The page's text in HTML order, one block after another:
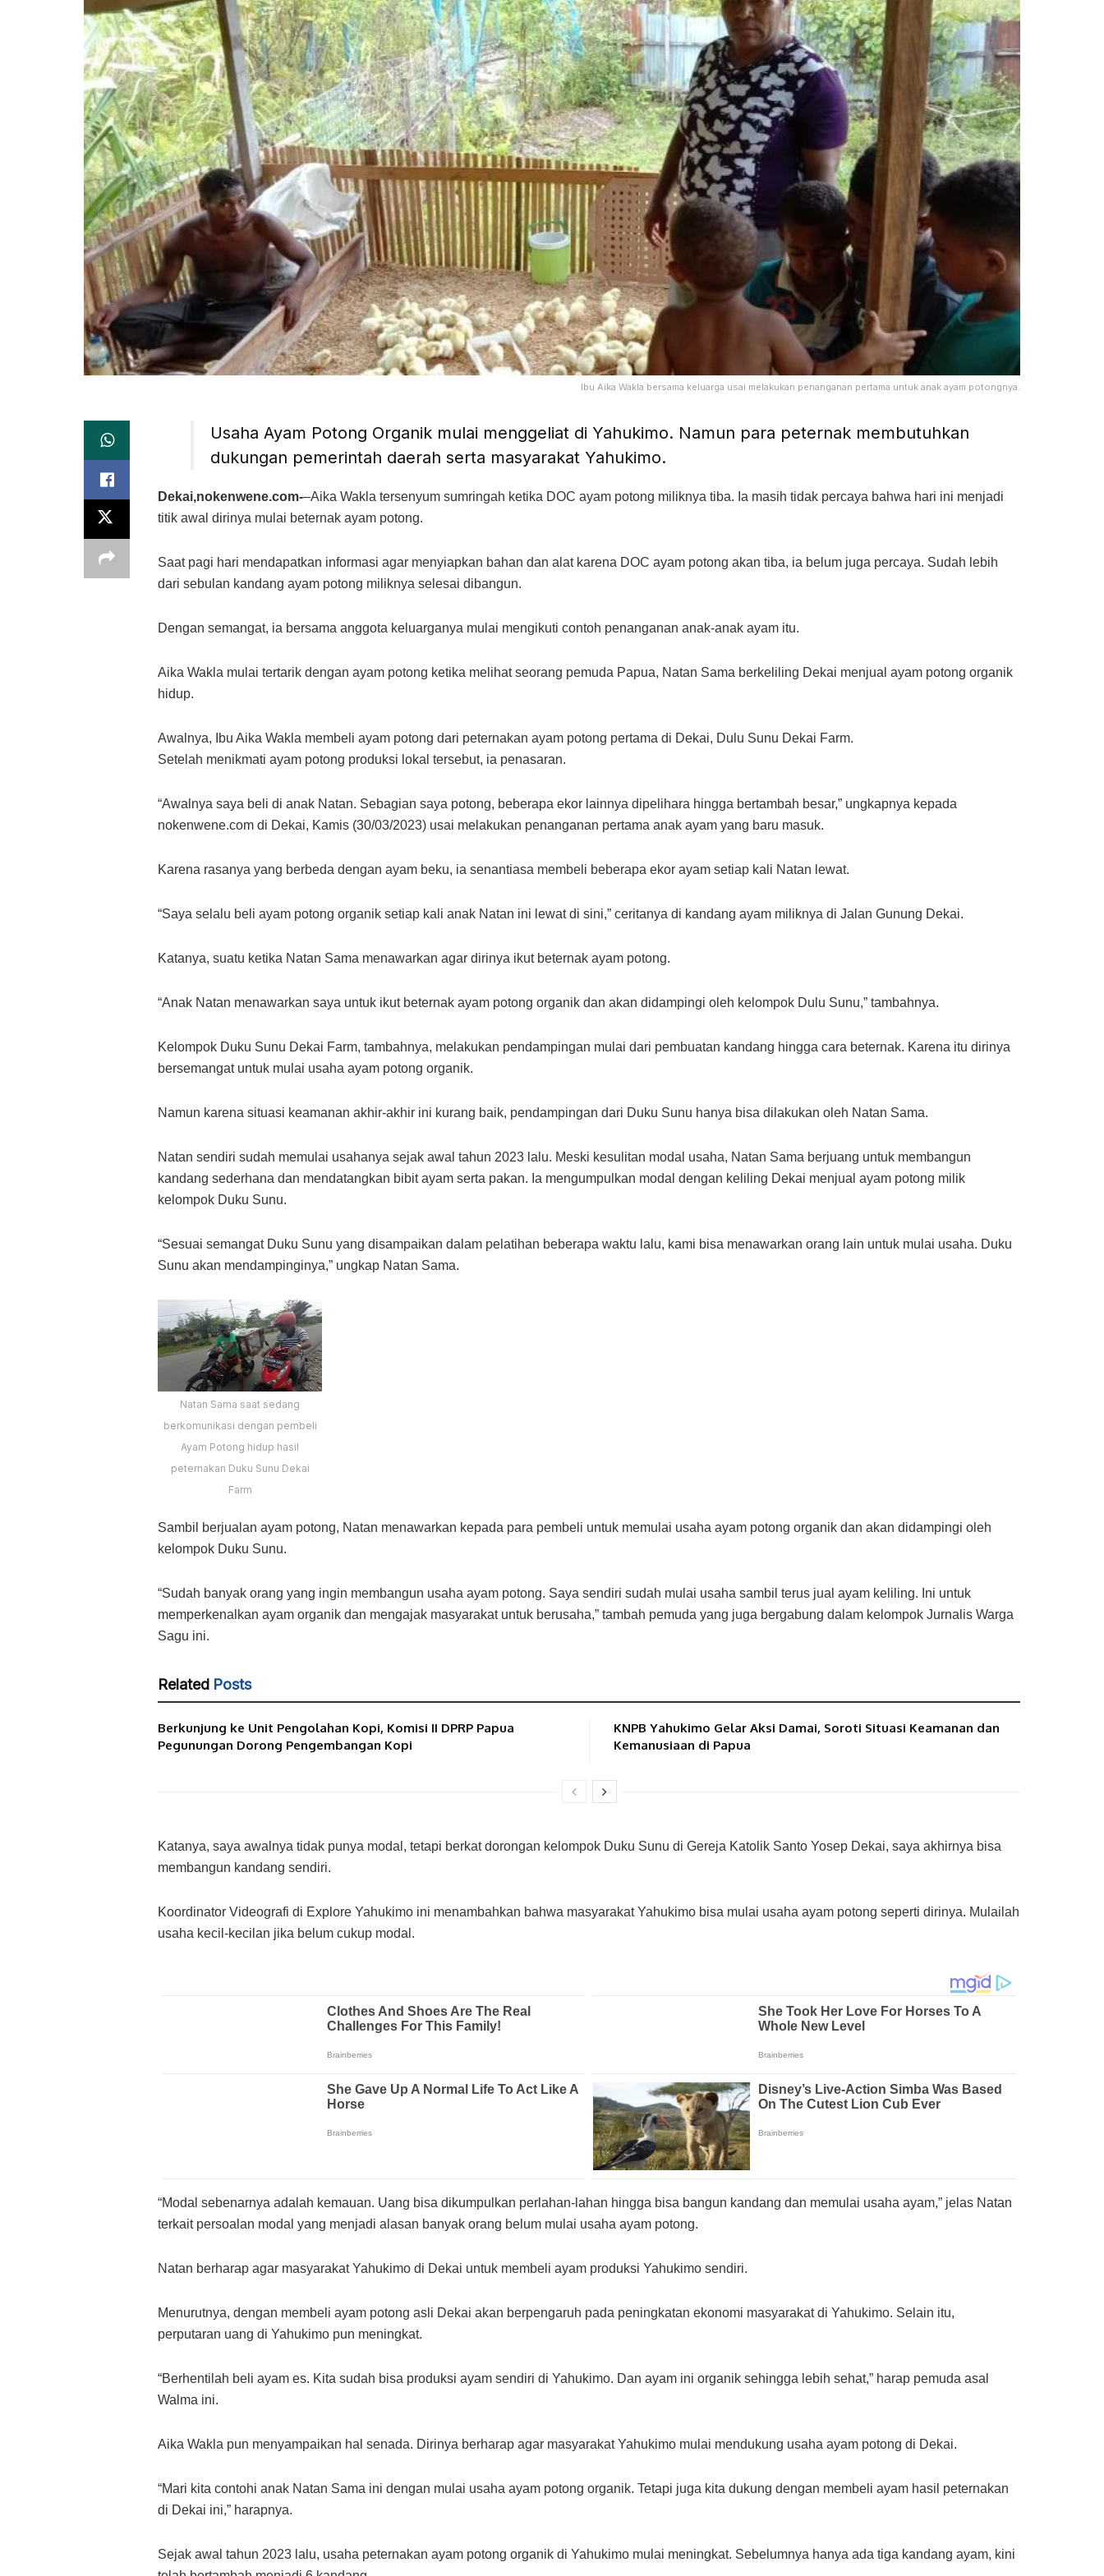
Ibu Aika Wakla bersama keluarga usai melakukan penanganan pertama untuk anak ayam potongnya.
Usaha Ayam Potong Organik mulai menggeliat di Yahukimo. Namun para peternak membutuhkan
dukungan pemerintah daerah serta masyarakat Yahukimo.
Dekai,nokenwene.com-–Aika Wakla tersenyum sumringah ketika DOC ayam potong miliknya tiba. Ia masih tidak percaya bahwa hari ini menjadi
titik awal dirinya mulai beternak ayam potong.
Saat pagi hari mendapatkan informasi agar menyiapkan bahan dan alat karena DOC ayam potong akan tiba, ia belum juga percaya. Sudah lebih
dari sebulan kandang ayam potong miliknya selesai dibangun.
Dengan semangat, ia bersama anggota keluarganya mulai mengikuti contoh penanganan anak-anak ayam itu.
Aika Wakla mulai tertarik dengan ayam potong ketika melihat seorang pemuda Papua, Natan Sama berkeliling Dekai menjual ayam potong organik
hidup.
Awalnya, Ibu Aika Wakla membeli ayam potong dari peternakan ayam potong pertama di Dekai, Dulu Sunu Dekai Farm.
Setelah menikmati ayam potong produksi lokal tersebut, ia penasaran.
“Awalnya saya beli di anak Natan. Sebagian saya potong, beberapa ekor lainnya dipelihara hingga bertambah besar,” ungkapnya kepada
nokenwene.com di Dekai, Kamis (30/03/2023) usai melakukan penanganan pertama anak ayam yang baru masuk.
Karena rasanya yang berbeda dengan ayam beku, ia senantiasa membeli beberapa ekor ayam setiap kali Natan lewat.
“Saya selalu beli ayam potong organik setiap kali anak Natan ini lewat di sini,” ceritanya di kandang ayam miliknya di Jalan Gunung Dekai.
Katanya, suatu ketika Natan Sama menawarkan agar dirinya ikut beternak ayam potong.
“Anak Natan menawarkan saya untuk ikut beternak ayam potong organik dan akan didampingi oleh kelompok Dulu Sunu,” tambahnya.
Kelompok Duku Sunu Dekai Farm, tambahnya, melakukan pendampingan mulai dari pembuatan kandang hingga cara beternak. Karena itu dirinya
bersemangat untuk mulai usaha ayam potong organik.
Namun karena situasi keamanan akhir-akhir ini kurang baik, pendampingan dari Duku Sunu hanya bisa dilakukan oleh Natan Sama.
Natan sendiri sudah memulai usahanya sejak awal tahun 2023 lalu. Meski kesulitan modal usaha, Natan Sama berjuang untuk membangun
kandang sederhana dan mendatangkan bibit ayam serta pakan. Ia mengumpulkan modal dengan keliling Dekai menjual ayam potong milik
kelompok Duku Sunu.
“Sesuai semangat Duku Sunu yang disampaikan dalam pelatihan beberapa waktu lalu, kami bisa menawarkan orang lain untuk mulai usaha. Duku
Sunu akan mendampinginya,” ungkap Natan Sama.
Natan Sama saat sedang
berkomunikasi dengan pembeli
Ayam Potong hidup hasil
peternakan Duku Sunu Dekai
Farm
Sambil berjualan ayam potong, Natan menawarkan kepada para pembeli untuk memulai usaha ayam potong organik dan akan didampingi oleh
kelompok Duku Sunu.
“Sudah banyak orang yang ingin membangun usaha ayam potong. Saya sendiri sudah mulai usaha sambil terus jual ayam keliling. Ini untuk
memperkenalkan ayam organik dan mengajak masyarakat untuk berusaha,” tambah pemuda yang juga bergabung dalam kelompok Jurnalis Warga
Sagu ini.
Related Posts
Berkunjung ke Unit Pengolahan Kopi, Komisi II DPRP Papua
Pegunungan Dorong Pengembangan Kopi
KNPB Yahukimo Gelar Aksi Damai, Soroti Situasi Keamanan dan
Kemanusiaan di Papua
Katanya, saya awalnya tidak punya modal, tetapi berkat dorongan kelompok Duku Sunu di Gereja Katolik Santo Yosep Dekai, saya akhirnya bisa
membangun kandang sendiri.
Koordinator Videografi di Explore Yahukimo ini menambahkan bahwa masyarakat Yahukimo bisa mulai usaha ayam potong seperti dirinya. Mulailah
usaha kecil-kecilan jika belum cukup modal.
“Modal sebenarnya adalah kemauan. Uang bisa dikumpulkan perlahan-lahan hingga bisa bangun kandang dan memulai usaha ayam,” jelas Natan
terkait persoalan modal yang menjadi alasan banyak orang belum mulai usaha ayam potong.
Natan berharap agar masyarakat Yahukimo di Dekai untuk membeli ayam produksi Yahukimo sendiri.
Menurutnya, dengan membeli ayam potong asli Dekai akan berpengaruh pada peningkatan ekonomi masyarakat di Yahukimo. Selain itu,
perputaran uang di Yahukimo pun meningkat.
“Berhentilah beli ayam es. Kita sudah bisa produksi ayam sendiri di Yahukimo. Dan ayam ini organik sehingga lebih sehat,” harap pemuda asal
Walma ini.
Aika Wakla pun menyampaikan hal senada. Dirinya berharap agar masyarakat Yahukimo mulai mendukung usaha ayam potong di Dekai.
“Mari kita contohi anak Natan Sama ini dengan mulai usaha ayam potong organik. Tetapi juga kita dukung dengan membeli ayam hasil peternakan
di Dekai ini,” harapnya.
Sejak awal tahun 2023 lalu, usaha peternakan ayam potong organik di Yahukimo mulai meningkat. Sebelumnya hanya ada tiga kandang ayam, kini